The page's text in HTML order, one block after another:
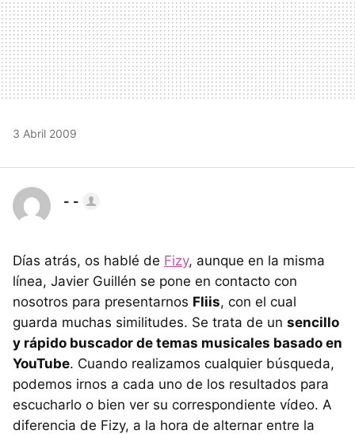
3 Abril 2009
- -
Días atrás, os hablé de Fizy, aunque en la misma
línea, Javier Guillén se pone en contacto con
nosotros para presentarnos Fliis, con el cual
guarda muchas similitudes. Se trata de un sencillo
y rápido buscador de temas musicales basado en
YouTube. Cuando realizamos cualquier búsqueda,
podemos irnos a cada uno de los resultados para
escucharlo o bien ver su correspondiente vídeo. A
diferencia de Fizy, a la hora de alternar entre la